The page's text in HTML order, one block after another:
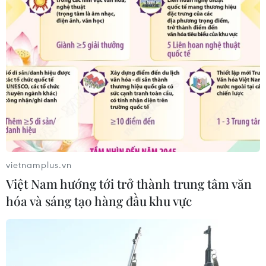
Chiến dịch 500 ngày đêm: Lặng
thầm viết tiếp hành trình trở về của
các liệt sỹ
07/08/2026 03:04
Lào Cai khẩn trương tìm kiếm 2
người mất tích do mưa lũ
Hà Nội cảnh báo về việc sử dụng tế
bào gốc trong khám chữa bệnh, làm
vietnamplus.vn
Việt Nam hướng tới trở thành trung tâm văn
hóa và sáng tạo hàng đầu khu vực